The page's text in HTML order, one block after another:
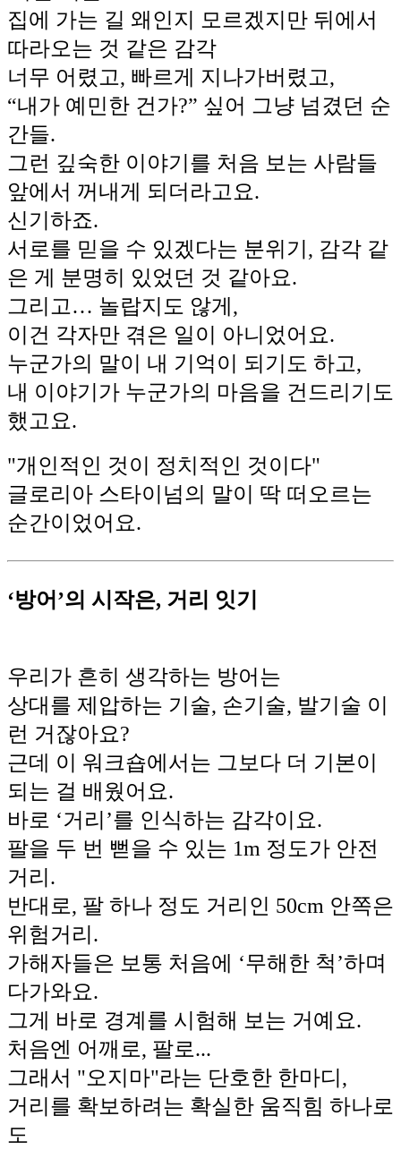
집에 가는 길 왜인지 모르겠지만 뒤에서
따라오는 것 같은 감각
너무 어렸고, 빠르게 지나가버렸고,
“내가 예민한 건가?” 싶어 그냥 넘겼던 순
간들.
그런 깊숙한 이야기를 처음 보는 사람들
앞에서 꺼내게 되더라고요.
신기하죠.
서로를 믿을 수 있겠다는 분위기, 감각 같
은 게 분명히 있었던 것 같아요.
그리고… 놀랍지도 않게,
이건 각자만 겪은 일이 아니었어요.
누군가의 말이 내 기억이 되기도 하고,
내 이야기가 누군가의 마음을 건드리기도
했고요.
"개인적인 것이 정치적인 것이다"
글로리아 스타이넘의 말이 딱 떠오르는
순간이었어요.
‘방어’의 시작은, 거리 잇기
우리가 흔히 생각하는 방어는
상대를 제압하는 기술, 손기술, 발기술 이
런 거잖아요?
근데 이 워크숍에서는 그보다 더 기본이
되는 걸 배웠어요.
바로 ‘거리’를 인식하는 감각이요.
팔을 두 번 뻗을 수 있는 1m 정도가 안전
거리.
반대로, 팔 하나 정도 거리인 50cm 안쪽은
위험거리.
가해자들은 보통 처음에 ‘무해한 척’하며
다가와요.
그게 바로 경계를 시험해 보는 거예요.
처음엔 어깨로, 팔로...
그래서 "오지마"라는 단호한 한마디,
거리를 확보하려는 확실한 움직힘 하나로
도